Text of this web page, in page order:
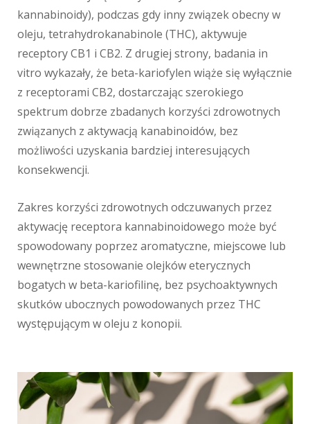
kannabinoidy), podczas gdy inny związek obecny w
oleju, tetrahydrokanabinole (THC), aktywuje
receptory CB1 i CB2. Z drugiej strony, badania in
vitro wykazały, że beta-kariofylen wiąże się wyłącznie
z receptorami CB2, dostarczając szerokiego
spektrum dobrze zbadanych korzyści zdrowotnych
związanych z aktywacją kanabinoidów, bez
możliwości uzyskania bardziej interesujących
konsekwencji.
Zakres korzyści zdrowotnych odczuwanych przez
aktywację receptora kannabinoidowego może być
spowodowany poprzez aromatyczne, miejscowe lub
wewnętrzne stosowanie olejków eterycznych
bogatych w beta-kariofilinę, bez psychoaktywnych
skutków ubocznych powodowanych przez THC
występującym w oleju z konopii.